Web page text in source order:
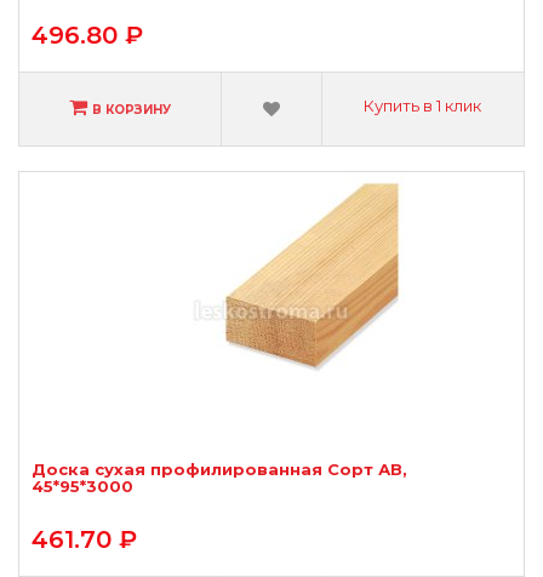
496.80 ₽
В КОРЗИНУ Купить в 1 клик
Доска сухая профилированная Сорт АВ,
45*95*3000
461.70 ₽